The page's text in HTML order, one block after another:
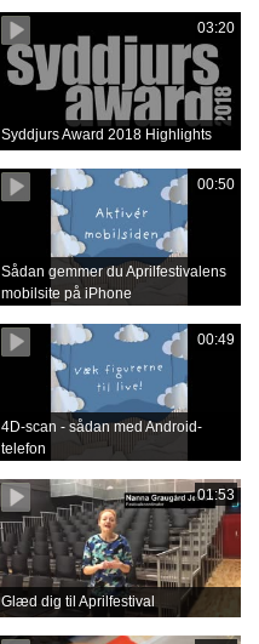
03:20
Syddjurs Award 2018 Highlights
00:50
Sådan gemmer du Aprilfestivalens
mobilsite på iPhone
00:49
4D-scan - sådan med Android-
telefon
01:53
Glæd dig til Aprilfestival